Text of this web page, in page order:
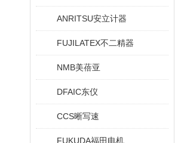
ANRITSU安立计器
FUJILATEX不二精器
NMB美蓓亚
DFAIC东仪
CCS晰写速
FUKUDA福田电机